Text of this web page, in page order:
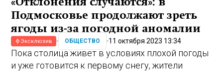
Подмосковье продолжают зреть
ягоды из-за погодной аномалии
Эксклюзив ОБЩЕСТВО 11 октября 2023 13:34
Пока столица живет в условиях плохой погоды
и уже готовится к первому снегу, жители